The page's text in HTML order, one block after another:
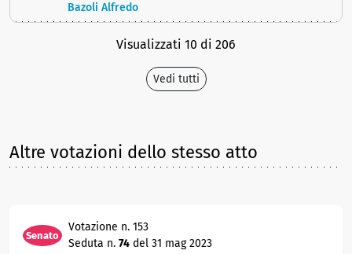
Bazoli Alfredo
Visualizzati 10 di 206
Vedi tutti
Altre votazioni dello stesso atto
Senato
Votazione n. 153
Seduta n. 74 del 31 mag 2023